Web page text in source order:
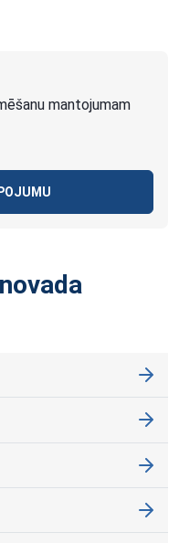
mantojumam